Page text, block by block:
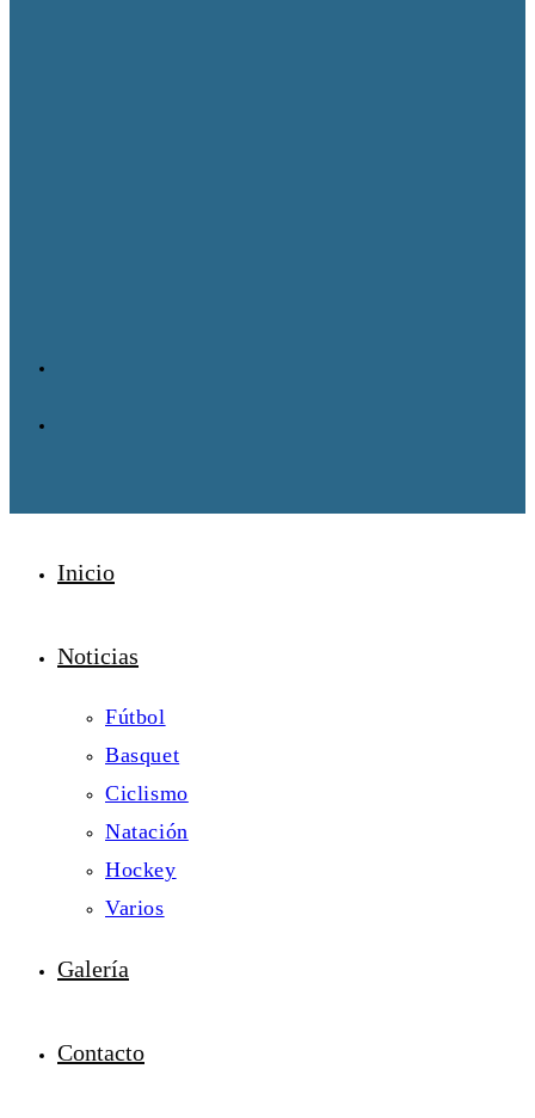
Inicio
Noticias
Fútbol
Basquet
Ciclismo
Natación
Hockey
Varios
Galería
Contacto